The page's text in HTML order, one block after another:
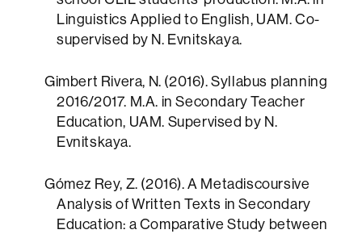
Linguistics Applied to English, UAM. Co-
supervised by N. Evnitskaya.
Gimbert Rivera, N. (2016). Syllabus planning
2016/2017. M.A. in Secondary Teacher
Education, UAM. Supervised by N.
Evnitskaya.
Gómez Rey, Z. (2016). A Metadiscoursive
Analysis of Written Texts in Secondary
Education: a Comparative Study between